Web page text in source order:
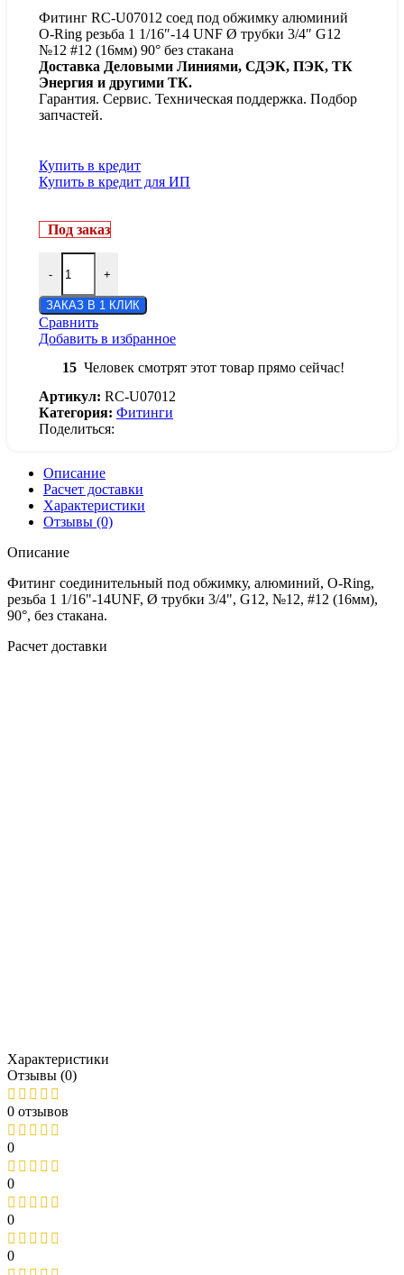
Фитинг RC-U07012 соед под обжимку алюминий
O-Ring резьба 1 1/16″-14 UNF Ø трубки 3/4″ G12
№12 #12 (16мм) 90° без стакана
Доставка Деловыми Линиями, СДЭК, ПЭК, ТК
Энергия и другими ТК.
Гарантия. Сервис. Техническая поддержка. Подбор
запчастей.
Купить в кредит
Купить в кредит для ИП
Под заказ
- +
ЗАКАЗ В 1 КЛИК
Сравнить
Добавить в избранное
15 Человек смотрят этот товар прямо сейчас!
Артикул: RC-U07012
Категория: Фитинги
Поделиться:
Описание
Расчет доставки
Характеристики
Отзывы (0)
Описание
Фитинг соединительный под обжимку, алюминий, O-Ring,
резьба 1 1/16"-14UNF, Ø трубки 3/4", G12, №12, #12 (16мм),
90°, без стакана.
Расчет доставки
Характеристики
Отзывы (0)
0 отзывов
0
0
0
0